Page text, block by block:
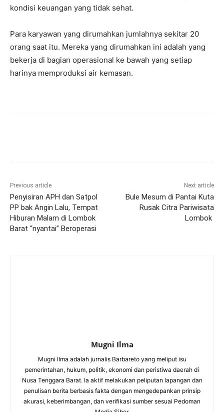
kondisi keuangan yang tidak sehat.
Para karyawan yang dirumahkan jumlahnya sekitar 20
orang saat itu. Mereka yang dirumahkan ini adalah yang
bekerja di bagian operasional ke bawah yang setiap
harinya memproduksi air kemasan.
Previous article
Penyisiran APH dan Satpol
PP bak Angin Lalu, Tempat
Hiburan Malam di Lombok
Barat “nyantai” Beroperasi
Next article
Bule Mesum di Pantai Kuta
Rusak Citra Pariwisata
Lombok
Mugni Ilma
Mugni Ilma adalah jurnalis Barbareto yang meliput isu
pemerintahan, hukum, politik, ekonomi dan peristiwa daerah di
Nusa Tenggara Barat. Ia aktif melakukan peliputan lapangan dan
penulisan berita berbasis fakta dengan mengedepankan prinsip
akurasi, keberimbangan, dan verifikasi sumber sesuai Pedoman